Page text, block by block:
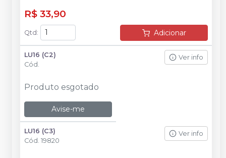
R$ 33,90
Qtd : Adicionar
LU16 (C2)
Cód.
Ver info
Produto esgotado
Avise-me
LU16 (C3)
Cód. 19820
Ver info